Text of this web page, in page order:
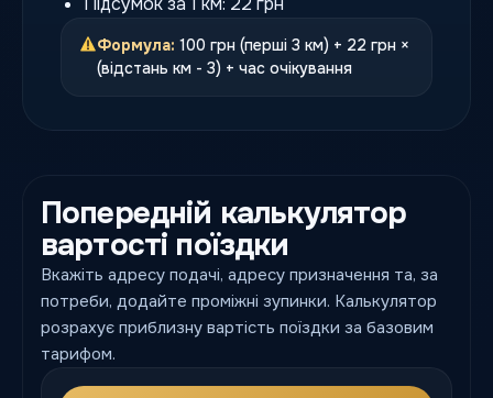
Формула: 100 грн (перші 3 км) + 22 грн ×
(відстань км - 3) + час очікування
Попередній калькулятор
вартості поїздки
Вкажіть адресу подачі, адресу призначення та, за
потреби, додайте проміжні зупинки. Калькулятор
розрахує приблизну вартість поїздки за базовим
тарифом.